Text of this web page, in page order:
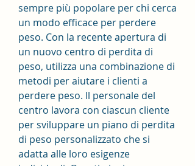
sempre più popolare per chi cerca
un modo efficace per perdere
peso. Con la recente apertura di
un nuovo centro di perdita di
peso, utilizza una combinazione di
metodi per aiutare i clienti a
perdere peso. Il personale del
centro lavora con ciascun cliente
per sviluppare un piano di perdita
di peso personalizzato che si
adatta alle loro esigenze